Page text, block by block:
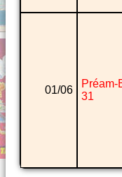
01/06
Préam-
31